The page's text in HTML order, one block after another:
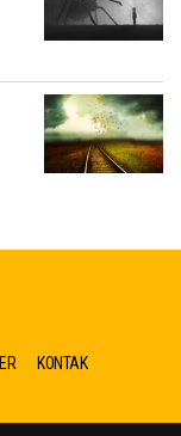
KONTAK